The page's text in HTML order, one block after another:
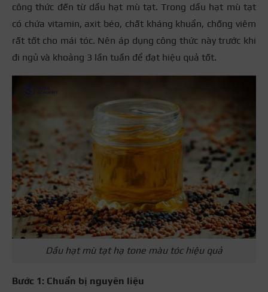
công thức đến từ dầu hạt mù tạt. Trong dầu hạt mù tạt
có chứa vitamin, axit béo, chất kháng khuẩn, chống viêm
rất tốt cho mái tóc. Nên áp dụng công thức này trước khi
đi ngủ và khoảng 3 lần tuần để đạt hiệu quả tốt.
Dầu hạt mù tạt hạ tone màu tóc hiệu quả
Bước 1: Chuẩn bị nguyên liệu